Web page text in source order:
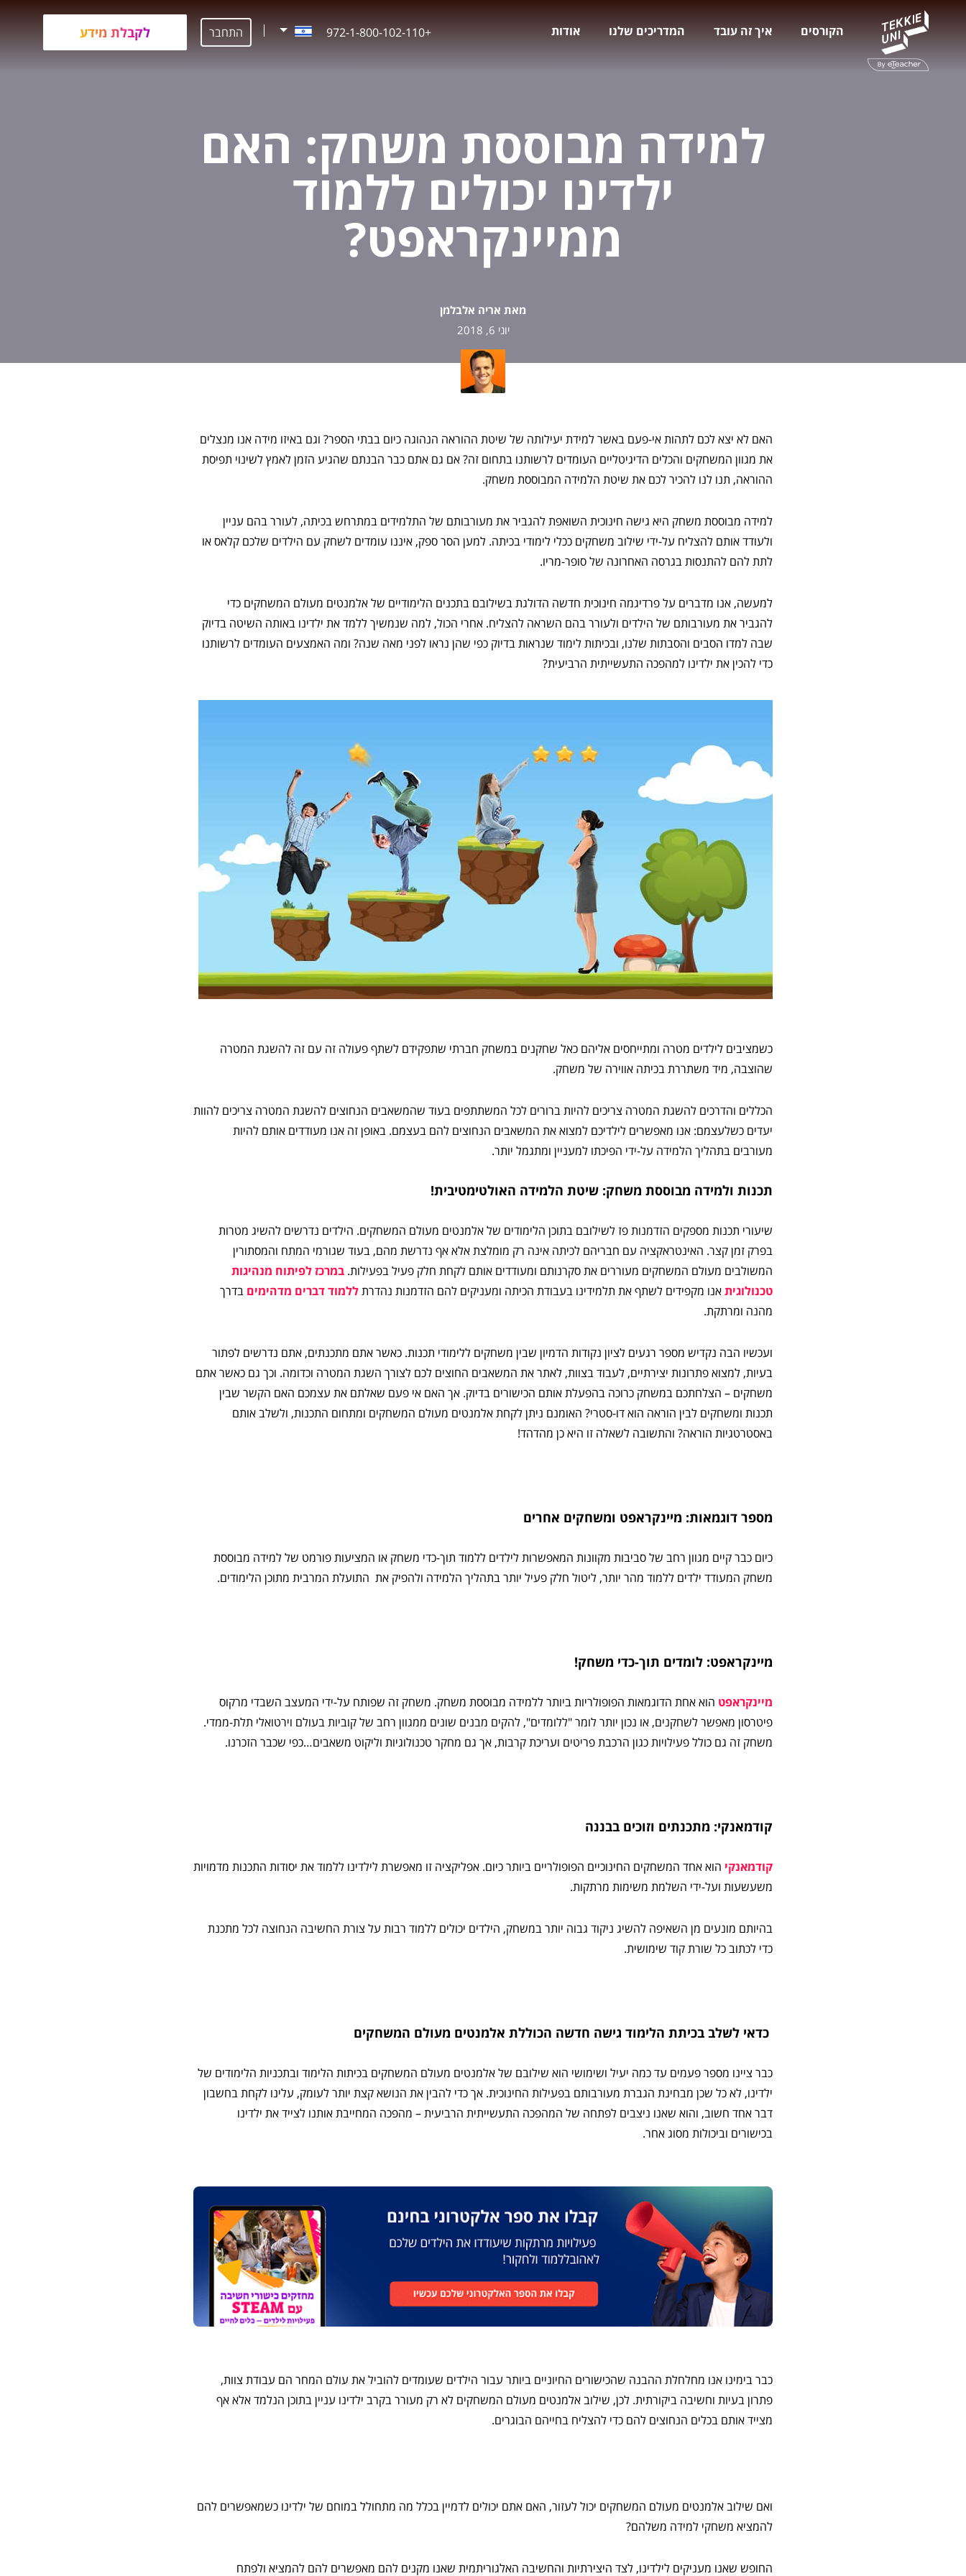
הקורסים איך זה עובד המדריכים שלנו אודות לקבלת מידע +972-1-800-102-110 התחבר
למידה מבוססת משחק: האם
ילדינו יכולים ללמוד
ממיינקראפט?
מאת אריה אלבלמן
יוני 6, 2018
האם לא יצא לכם לתהות אי-פעם באשר למידת יעילותה של שיטת ההוראה הנהוגה כיום בבתי הספר? וגם באיזו מידה אנו מנצלים
את מגוון המשחקים והכלים הדיגיטליים העומדים לרשותנו בתחום זה? אם גם אתם כבר הבנתם שהגיע הזמן לאמץ לשינוי תפיסת
ההוראה, תנו לנו להכיר לכם את שיטת הלמידה המבוססת משחק.
למידה מבוססת משחק היא גישה חינוכית השואפת להגביר את מעורבותם של התלמידים במתרחש בכיתה, לעורר בהם עניין
ולעודד אותם להצליח על-ידי שילוב משחקים ככלי לימודי בכיתה. למען הסר ספק, איננו עומדים לשחק עם הילדים שלכם קלאס או
לתת להם להתנסות בגרסה האחרונה של סופר-מריו.
למעשה, אנו מדברים על פרדיגמה חינוכית חדשה הדולגת בשילובם בתכנים הלימודיים של אלמנטים מעולם המשחקים כדי
להגביר את מעורבותם של הילדים ולעורר בהם השראה להצליח. אחרי הכול, למה שנמשיך ללמד את ילדינו באותה השיטה בדיוק
שבה למדו הסבים והסבתות שלנו, ובכיתות לימוד שנראות בדיוק כפי שהן נראו לפני מאה שנה? ומה האמצעים העומדים לרשותנו
כדי להכין את ילדינו למהפכה התעשייתית הרביעית?
כשמציבים לילדים מטרה ומתייחסים אליהם כאל שחקנים במשחק חברתי שתפקידם לשתף פעולה זה עם זה להשגת המטרה
שהוצבה, מיד משתררת בכיתה אווירה של משחק.
הכללים והדרכים להשגת המטרה צריכים להיות ברורים לכל המשתתפים בעוד שהמשאבים הנחוצים להשגת המטרה צריכים להוות
יעדים כשלעצמם: אנו מאפשרים לילדיכם למצוא את המשאבים הנחוצים להם בעצמם. באופן זה אנו מעודדים אותם להיות
מעורבים בתהליך הלמידה על-ידי הפיכתו למעניין ומתגמל יותר.
תכנות ולמידה מבוססת משחק: שיטת הלמידה האולטימטיבית!
שיעורי תכנות מספקים הזדמנות פז לשילובם בתוכן הלימודים של אלמנטים מעולם המשחקים. הילדים נדרשים להשיג מטרות
בפרק זמן קצר. האינטראקציה עם חבריהם לכיתה אינה רק מומלצת אלא אף נדרשת מהם, בעוד שגורמי המתח והמסתורין
המשולבים מעולם המשחקים מעוררים את סקרנותם ומעודדים אותם לקחת חלק פעיל בפעילות. במרכז לפיתוח מנהיגות
טכנולוגיתאנו מקפידים לשתף את תלמידינו בעבודת הכיתה ומעניקים להם הזדמנות נהדרתללמוד דברים מדהימים בדרך
מהנה ומרתקת.
ועכשיו הבה נקדיש מספר רגעים לציון נקודות הדמיון שבין משחקים ללימודי תכנות. כאשר אתם מתכנתים, אתם נדרשים לפתור
בעיות, למצוא פתרונות יצירתיים, לעבוד בצוות, לאתר את המשאבים החוצים לכם לצורך השגת המטרה וכדומה. וכך גם כאשר אתם
משחקים – הצלחתכם במשחק כרוכה בהפעלת אותם הכישורים בדיוק. אך האם אי פעם שאלתם את עצמכם האם הקשר שבין
תכנות ומשחקים לבין הוראה הוא דו-סטרי? האומנם ניתן לקחת אלמנטים מעולם המשחקים ומתחום התכנות, ולשלב אותם
באסטרטגיות הוראה? והתשובה לשאלה זו היא כן מהדהד!
מספר דוגמאות: מיינקראפט ומשחקים אחרים
כיום כבר קיים מגוון רחב של סביבות מקוונות המאפשרות לילדים ללמוד תוך-כדי משחק או המציעות פורמט של למידה מבוססת
משחק המעודד ילדים ללמוד מהר יותר, ליטול חלק פעיל יותר בתהליך הלמידה ולהפיק את התועלת המרבית מתוכן הלימודים.
מיינקראפט: לומדים תוך-כדי משחק!
מיינקראפט הוא אחת הדוגמאות הפופולריות ביותר ללמידה מבוססת משחק. משחק זה שפותח על-ידי המעצב השבדי מרקוס
פיטרסון מאפשר לשחקנים, או נכון יותר לומר "ללומדים", להקים מבנים שונים ממגוון רחב של קוביות בעולם וירטואלי תלת-ממדי.
משחק זה גם כולל פעילויות כגון הרכבת פריטים ועריכת קרבות, אך גם מחקר טכנולוגיות וליקוט משאבים…כפי שכבר הזכרנו.
קודמאנקי: מתכנתים וזוכים בבננה
קודמאנקי הוא אחד המשחקים החינוכיים הפופולריים ביותר כיום. אפליקציה זו מאפשרת לילדינו ללמוד את יסודות התכנות מדמויות
משעשעות ועל-ידי השלמת משימות מרתקות.
בהיותם מונעים מן השאיפה להשיג ניקוד גבוה יותר במשחק, הילדים יכולים ללמוד רבות על צורת החשיבה הנחוצה לכל מתכנת
כדי לכתוב כל שורת קוד שימושית.
כדאי לשלב בכיתת הלימוד גישה חדשה הכוללת אלמנטים מעולם המשחקים
כבר ציינו מספר פעמים עד כמה יעיל ושימושי הוא שילובם של אלמנטים מעולם המשחקים בכיתות הלימוד ובתכניות הלימודים של
ילדינו, לא כל שכן מבחינת הגברת מעורבותם בפעילות החינוכית. אך כדי להבין את הנושא קצת יותר לעומק, עלינו לקחת בחשבון
דבר אחד חשוב, והוא שאנו ניצבים לפתחה של המהפכה התעשייתית הרביעית – מהפכה המחייבת אותנו לצייד את ילדינו
בכישורים וביכולות מסוג אחר.
כבר בימינו אנו מחלחלת ההבנה שהכישורים החיוניים ביותר עבור הילדים שעומדים להוביל את עולם המחר הם עבודת צוות,
פתרון בעיות וחשיבה ביקורתית. לכן, שילוב אלמנטים מעולם המשחקים לא רק מעורר בקרב ילדינו עניין בתוכן הנלמד אלא אף
מצייד אותם בכלים הנחוצים להם כדי להצליח בחייהם הבוגרים.
ואם שילוב אלמנטים מעולם המשחקים יכול לעזור, האם אתם יכולים לדמיין בכלל מה מתחולל במוחם של ילדינו כשמאפשרים להם
להמציא משחקי למידה משלהם?
החופש שאנו מעניקים לילדינו, לצד היצירתיות והחשיבה האלגוריתמית שאנו מקנים להם מאפשרים להם להמציא ולפתח